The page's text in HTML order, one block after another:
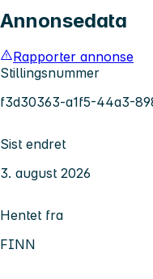
Annonsedata
Rapporter annonse
Stillingsnummer
f3d30363-a1f5-44a3-
Sist endret
3. august 2026
Hentet fra
FINN